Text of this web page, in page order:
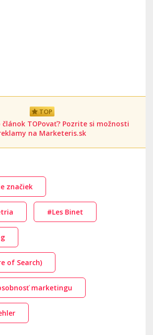
TOP
TOPovať? Pozrite si možnosti
na Marketeris.sk
značiek
#Les Binet
of Search)
marketingu